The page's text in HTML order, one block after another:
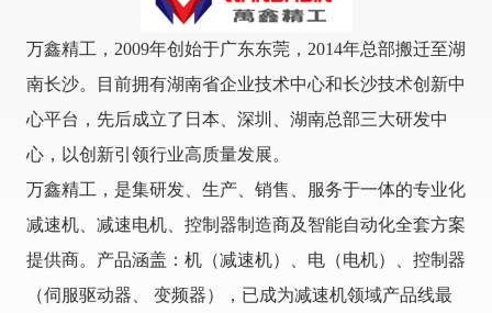
万鑫精工，2009年创始于广东东莞，2014年总部搬迁至湖
南长沙。目前拥有湖南省企业技术中心和长沙技术创新中
心平台，先后成立了日本、深圳、湖南总部三大研发中
心，以创新引领行业高质量发展。
万鑫精工，是集研发、生产、销售、服务于一体的专业化
减速机、减速电机、控制器制造商及智能自动化全套方案
提供商。产品涵盖：机（减速机）、电（电机）、控制器
（伺服驱动器、 变频器），已成为减速机领域产品线最